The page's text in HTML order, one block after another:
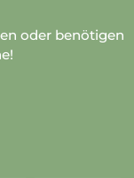
oder benötigen